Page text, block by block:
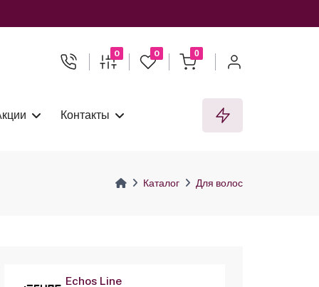
0 0 0
Контакты
Каталог Для волос
Echos Line